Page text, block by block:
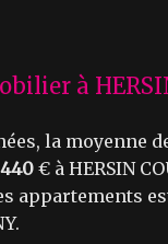
à
la moyenne
€ à HERSIN
appartements